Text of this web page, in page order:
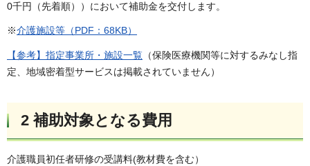
0千円（先着順））において補助金を交付します。
※介護施設等（PDF：68KB）
【参考】指定事業所・施設一覧 （保険医療機関等に対するみなし指
定、地域密着型サービスは掲載されていません）
2 補助対象となる費用
介護職員初任者研修の受講料(教材費を含む）